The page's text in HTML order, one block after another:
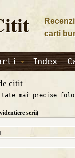
carti
Index
citit
mai precise
serii)